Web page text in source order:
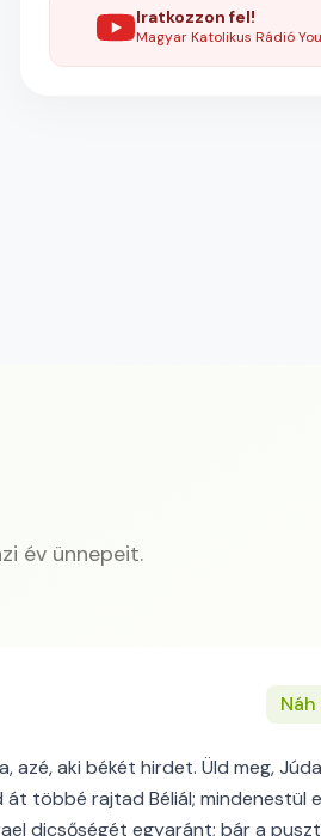
Iratkozzon fel!
Magyar Katolikus Rádió
év ünnepeit.
Náh
azé, aki békét hirdet. Üld meg,
többé rajtad Béliál; mindenestül
dicsőségét egyaránt; bár a